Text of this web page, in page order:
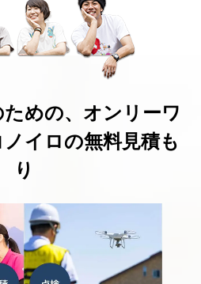
めの、オンリーワ
イロの無料見積も
り